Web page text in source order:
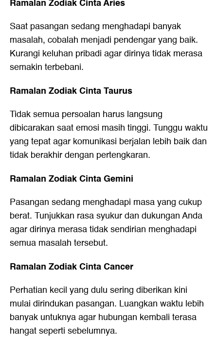
Ramalan Zodiak Cinta Aries
Saat pasangan sedang menghadapi banyak
masalah, cobalah menjadi pendengar yang baik.
Kurangi keluhan pribadi agar dirinya tidak merasa
semakin terbebani.
Ramalan Zodiak Cinta Taurus
Tidak semua persoalan harus langsung
dibicarakan saat emosi masih tinggi. Tunggu waktu
yang tepat agar komunikasi berjalan lebih baik dan
tidak berakhir dengan pertengkaran.
Ramalan Zodiak Cinta Gemini
Pasangan sedang menghadapi masa yang cukup
berat. Tunjukkan rasa syukur dan dukungan Anda
agar dirinya merasa tidak sendirian menghadapi
semua masalah tersebut.
Ramalan Zodiak Cinta Cancer
Perhatian kecil yang dulu sering diberikan kini
mulai dirindukan pasangan. Luangkan waktu lebih
banyak untuknya agar hubungan kembali terasa
hangat seperti sebelumnya.